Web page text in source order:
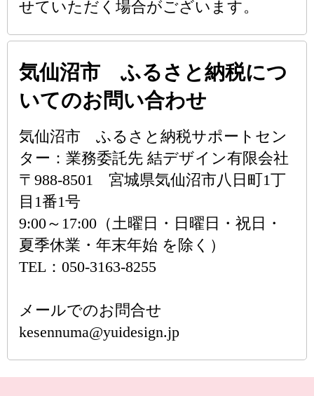
せていただく場合がございます。
気仙沼市 ふるさと納税につ
いてのお問い合わせ
気仙沼市 ふるさと納税サポートセン
ター：業務委託先 結デザイン有限会社
〒988-8501 宮城県気仙沼市八日町1丁
目1番1号
9:00～17:00（土曜日・日曜日・祝日・
夏季休業・年末年始 を除く）
TEL：050-3163-8255
メールでのお問合せ
kesennuma@yuidesign.jp